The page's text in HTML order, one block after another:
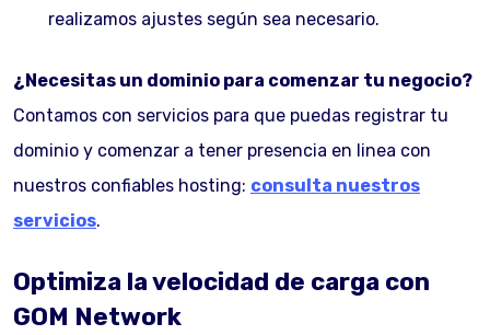
realizamos ajustes según sea necesario.
¿Necesitas un dominio para comenzar tu negocio?
Contamos con servicios para que puedas registrar tu
dominio y comenzar a tener presencia en linea con
nuestros confiables hosting: consulta nuestros
servicios.
Optimiza la velocidad de carga con
GOM Network